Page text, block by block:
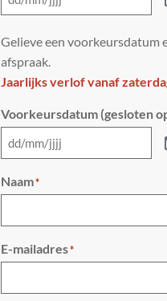
Gelieve een voorkeursdatum
afspraak.
Jaarlijks verlof vanaf
Voorkeursdatum (gesloten
Naam*
E-mailadres*